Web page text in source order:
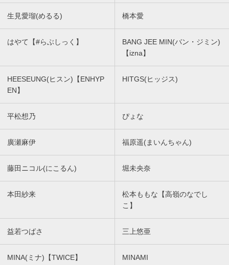
生見愛瑠(めるる) 橋本愛
はやて【#らぶしっく】
BANG JEE MIN(バン・ジミン)
【izna】
HEESEUNG(ヒスン)【ENHYP
EN】
HITGS(ヒッジス)
平松想乃 ぴょな
廣瀬麻伊 福原遥(まいんちゃん)
藤田ニコル(にこるん) 堀未央奈
本田紗来
松本ももな【高嶺のなでし
こ】
益若つばさ 三上悠亜
MINA(ミナ)【TWICE】 MINAMI